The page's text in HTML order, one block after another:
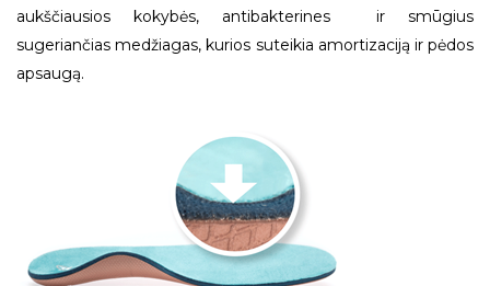
aukščiausios kokybės, antibakterines ir smūgius
sugeriančias medžiagas, kurios suteikia amortizaciją ir pėdos
apsaugą.